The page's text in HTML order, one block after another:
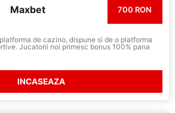
Maxbet 700 RON
de cazino, dispune si de o platforma
Jucatorii noi primesc bonus 100% pana
INCASEAZA